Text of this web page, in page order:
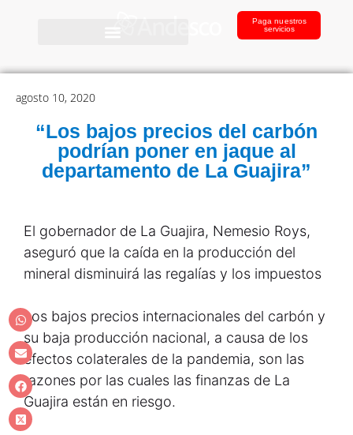
Paga nuestros
servicios
agosto 10, 2020
“Los bajos precios del carbón
podrían poner en jaque al
departamento de La Guajira”
El gobernador de La Guajira, Nemesio Roys,
aseguró que la caída en la producción del
mineral disminuirá las regalías y los impuestos
Los bajos precios internacionales del carbón y
su baja producción nacional, a causa de los
efectos colaterales de la pandemia, son las
razones por las cuales las finanzas de La
Guajira están en riesgo.